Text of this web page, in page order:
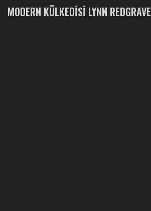
MODERN KÜLKEDISI LYNN REDGRAVE